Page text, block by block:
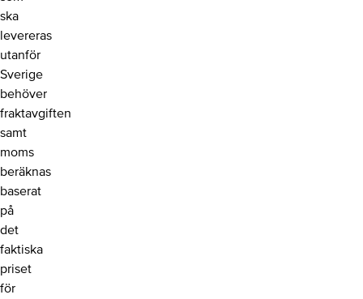
ska
levereras
utanför
Sverige
behöver
fraktavgiften
samt
moms
beräknas
baserat
på
det
faktiska
priset
för